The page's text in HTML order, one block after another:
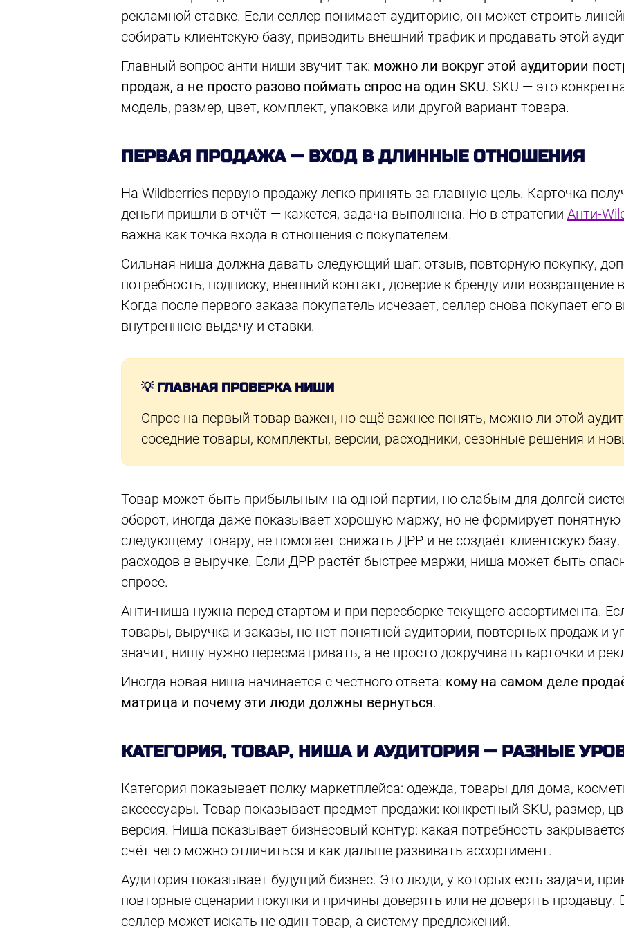
рекламной ставке. Если селлер понимает аудиторию, он может строить
собирать клиентскую базу, приводить внешний трафик и продавать этой
Главный вопрос анти-ниши звучит так: можно ли вокруг этой аудитории
продаж, а не просто разово поймать спрос на один SKU. SKU — это
модель, размер, цвет, комплект, упаковка или другой вариант товара.
ПЕРВАЯ ПРОДАЖА — ВХОД В ДЛИННЫЕ ОТНОШЕНИЯ
На Wildberries первую продажу легко принять за главную цель. Карточка
деньги пришли в отчёт — кажется, задача выполнена. Но в стратегии Анти-
важна как точка входа в отношения с покупателем.
Сильная ниша должна давать следующий шаг: отзыв, повторную покупку,
потребность, подписку, внешний контакт, доверие к бренду или возвращение
Когда после первого заказа покупатель исчезает, селлер снова покупает его
внутреннюю выдачу и ставки.
💡 ГЛАВНАЯ ПРОВЕРКА НИШИ
Спрос на первый товар важен, но ещё важнее понять, можно ли этой
соседние товары, комплекты, версии, расходники, сезонные решения и
Товар может быть прибыльным на одной партии, но слабым для долгой
оборот, иногда даже показывает хорошую маржу, но не формирует понятную
следующему товару, не помогает снижать ДРР и не создаёт клиентскую
расходов в выручке. Если ДРР растёт быстрее маржи, ниша может быть
спросе.
Анти-ниша нужна перед стартом и при пересборке текущего ассортимента.
товары, выручка и заказы, но нет понятной аудитории, повторных продаж и
значит, нишу нужно пересматривать, а не просто докручивать карточки и
Иногда новая ниша начинается с честного ответа: кому на самом деле
матрица и почему эти люди должны вернуться.
КАТЕГОРИЯ, ТОВАР, НИША И АУДИТОРИЯ — РАЗНЫЕ
Категория показывает полку маркетплейса: одежда, товары для дома,
аксессуары. Товар показывает предмет продажи: конкретный SKU, размер,
версия. Ниша показывает бизнесовый контур: какая потребность
счёт чего можно отличиться и как дальше развивать ассортимент.
Аудитория показывает будущий бизнес. Это люди, у которых есть задачи,
повторные сценарии покупки и причины доверять или не доверять продавцу.
селлер может искать не один товар, а систему предложений.